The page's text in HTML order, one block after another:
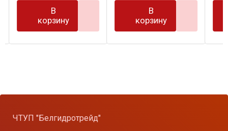
В
корзину
В
корзину
ЧТУП "Белгидротрейд"